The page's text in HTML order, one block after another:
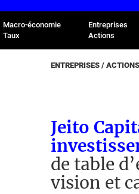
Macro-économie
Taux
Entreprises
Actions
ENTREPRISES / ACTIONS
Jeito
de table
vision et